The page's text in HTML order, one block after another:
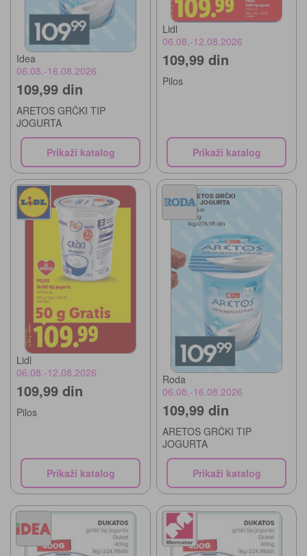
Idea
06.08.-16.08.2026
109,99 din
ARETOS GRČKI TIP
JOGURTA
Prikaži katalog
Lidl
06.08.-12.08.2026
109,99 din
Pilos
Prikaži katalog
Lidl
06.08.-12.08.2026
109,99 din
Pilos
Prikaži katalog
Roda
06.08.-16.08.2026
109,99 din
ARETOS GRČKI TIP
JOGURTA
Prikaži katalog